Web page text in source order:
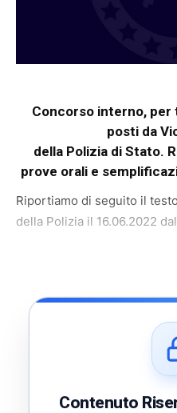
Concorso interno, per
posti da
della Polizia di Stato.
prove orali e
Riportiamo di seguito il
della Polizia il 16.06.2022
Contenuto